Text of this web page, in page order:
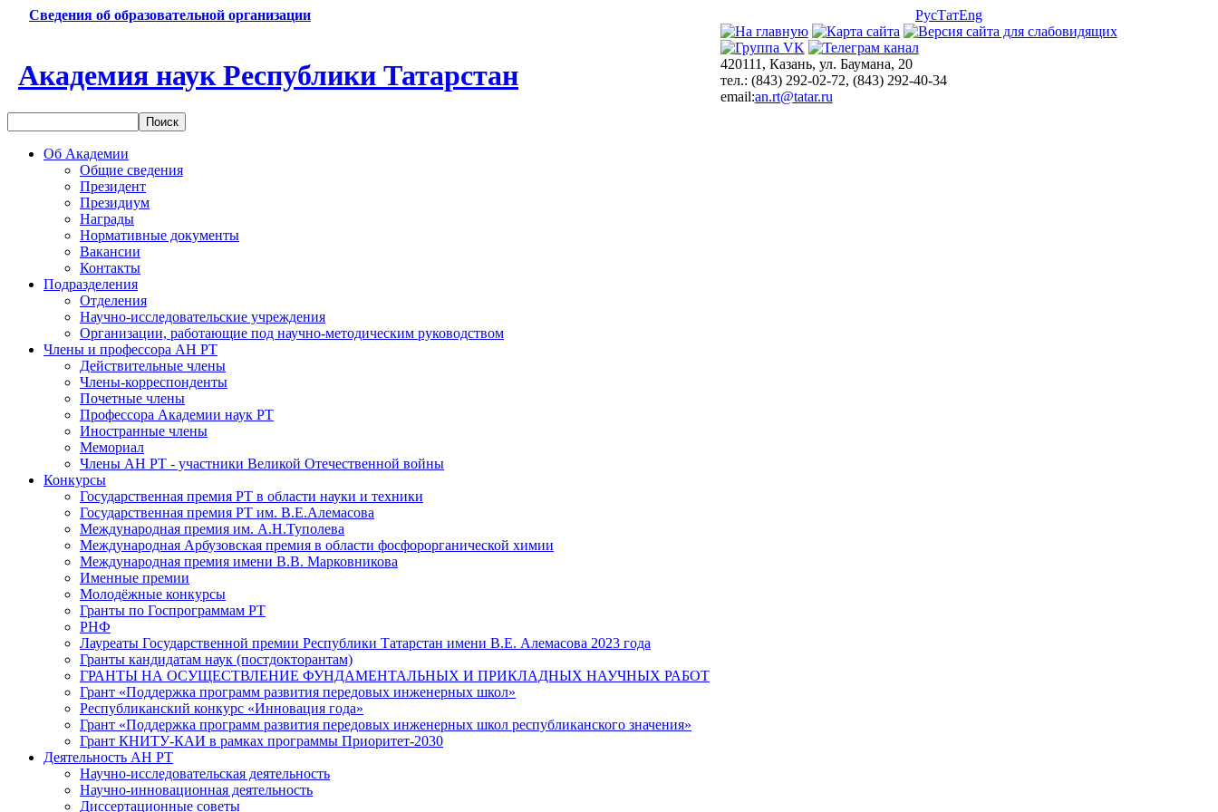
Сведения об образовательной организации РусТатEng
Академия наук Республики Татарстан
420111, Казань, ул. Баумана, 20
тел.: (843) 292-02-72, (843) 292-40-34
email:an.rt@tatar.ru
Об Академии
Общие сведения
Президент
Президиум
Награды
Нормативные документы
Вакансии
Контакты
Подразделения
Отделения
Научно-исследовательские учреждения
Организации, работающие под научно-методическим руководством
Члены и профессора АН РТ
Действительные члены
Члены-корреспонденты
Почетные члены
Профессора Академии наук РТ
Иностранные члены
Мемориал
Члены АН РТ - участники Великой Отечественной войны
Конкурсы
Государственная премия РТ в области науки и техники
Государственная премия РТ им. В.Е.Алемасова
Международная премия им. А.Н.Туполева
Международная Арбузовская премия в области фосфорорганической химии
Международная премия имени В.В. Марковникова
Именные премии
Молодёжные конкурсы
Гранты по Госпрограммам РТ
РНФ
Лауреаты Государственной премии Республики Татарстан имени В.Е. Алемасова 2023 года
Гранты кандидатам наук (постдокторантам)
ГРАНТЫ НА ОСУЩЕСТВЛЕНИЕ ФУНДАМЕНТАЛЬНЫХ И ПРИКЛАДНЫХ НАУЧНЫХ РАБОТ
Грант «Поддержка программ развития передовых инженерных школ»
Республиканский конкурс «Инновация года»
Грант «Поддержка программ развития передовых инженерных школ республиканского значения»
Грант КНИТУ-КАИ в рамках программы Приоритет-2030
Деятельность АН РТ
Научно-исследовательская деятельность
Научно-инновационная деятельность
Диссертационные советы